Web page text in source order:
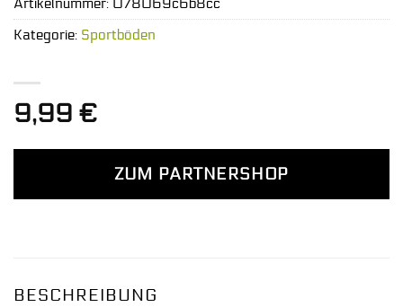
9,99 €
ZUM PARTNERSHOP
Artikelnummer: 078069c6b8cc
Kategorie: Sportböden
BESCHREIBUNG